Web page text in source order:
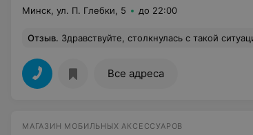
Минск, ул. П. Глебки, 5 до 22:00
Отзыв. Здравствуйте, столкнулась с такой ситуацией , пришли забирать после ремонта телефон, срок ремонта был превышен, и попросили заявление на выплату неустойки за превышение сроков ремонта, Кукуло Татьяна специалист к которому мы попали нам отказала, мало того что мы были с маленькими детьми ,она не торопилась нас обслужить, была очень груба с нами, разговаривала на повышенных тонах. Мы попросили
Все адреса
МАГАЗИН МОБИЛЬНЫХ АКСЕССУАРОВ